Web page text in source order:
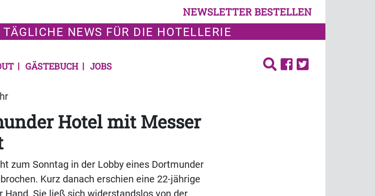
NEWSLETTER BESTELLEN
TÄGLICHE NEWS FÜR DIE HOTELLERIE
GÄSTEBUCH JOBS
Hotel mit Messer
zum Sonntag in der Lobby eines Dortmunder
Kurz danach erschien eine 22-jährige